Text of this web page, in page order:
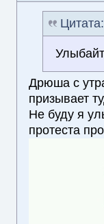
Дрюша с
призывает
Не буду я
протеста